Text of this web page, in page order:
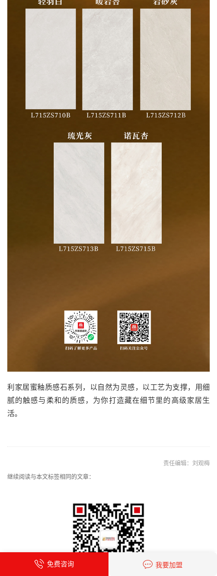
利家居蜜釉质感石系列，以自然为灵感，以工艺为支撑，用细
腻的触感与柔和的质感，为你打造藏在细节里的高级家居生
活。
责任编辑：刘观梅
继续阅读与本文标签相同的文章：
免费咨询 我要加盟